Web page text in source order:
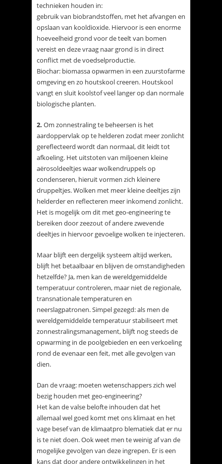
technieken houden in:
gebruik van biobrandstoffen, met het afvangen en
opslaan van kooldioxide. Hiervoor is een enorme
hoeveelheid grond voor de teelt van bomen
vereist en deze vraag naar grond is in direct
conflict met de voedselproductie.
Biochar: biomassa opwarmen in een zuurstofarme
omgeving en zo houtskool creeren. Houtskool
vangt en sluit koolstof veel langer op dan normale
biologische planten.
2. Om zonnestraling te beheersen is het
aardoppervlak op te helderen zodat meer zonlicht
gereflecteerd wordt dan normaal, dit leidt tot
afkoeling. Het uitstoten van miljoenen kleine
aërosoldeeltjes waar wolkendruppels op
condenseren, hieruit vormen zich kleinere
druppeltjes. Wolken met meer kleine deeltjes zijn
helderder en reflecteren meer inkomend zonlicht.
Het is mogelijk om dit met geo-engineering te
bereiken door zeezout of andere zwevende
deeltjes in hiervoor gevoelige wolken te injecteren.
Maar blijft een dergelijk systeem altijd werken,
blijft het betaalbaar en blijven de omstandigheden
hetzelfde? Ja, men kan de wereldgemiddelde
temperatuur controleren, maar niet de regionale,
transnationale temperaturen en
neerslagpatronen. Simpel gezegd: als men de
wereldgemiddelde temperatuur stabiliseert met
zonnestralingsmanagement, blijft nog steeds de
opwarming in de poolgebieden en een verkoeling
rond de evenaar een feit, met alle gevolgen van
dien.
Dan de vraag: moeten wetenschappers zich wel
bezig houden met geo-engineering?
Het kan de valse belofte inhouden dat het
allemaal wel goed komt met ons klimaat en het
vage besef van de klimaatpro blematiek dat er nu
is te niet doen. Ook weet men te weinig af van de
mogelijke gevolgen van deze ingrepen. Er is een
kans dat door andere ontwikkelingen in het